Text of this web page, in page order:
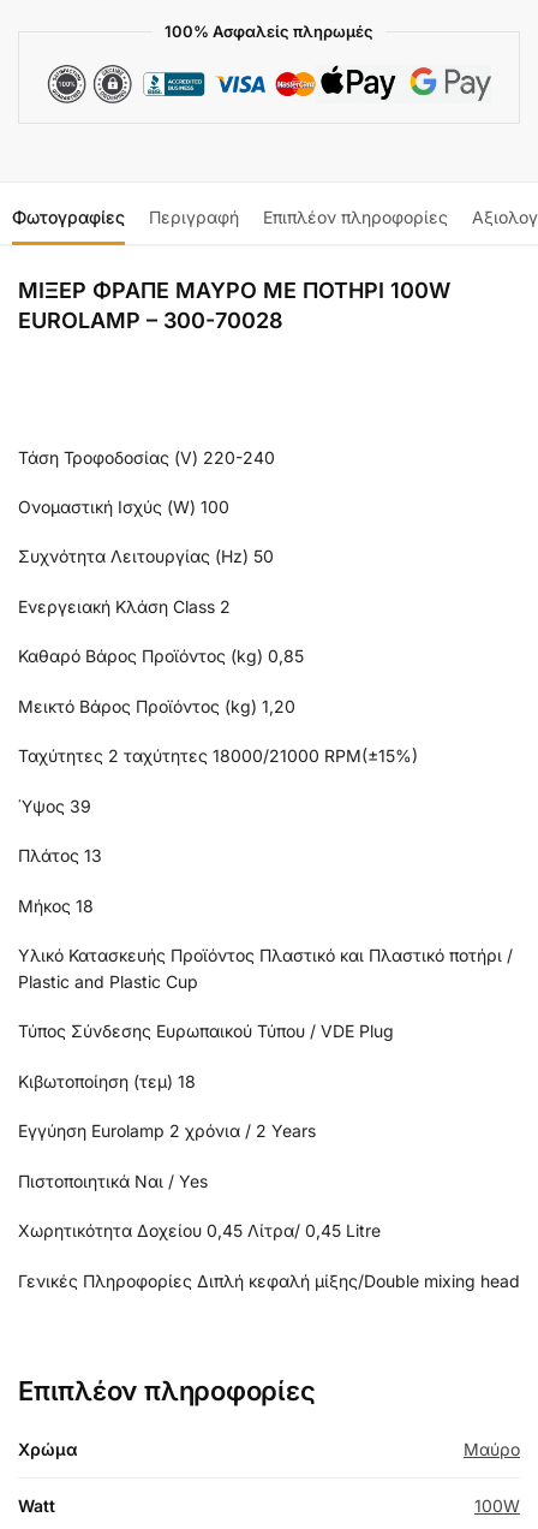
100% Ασφαλείς πληρωμές
Φωτογραφίες Περιγραφή Επιπλέον πληροφορίες
ΜΙΞΕΡ ΦΡΑΠΕ ΜΑΥΡΟ ΜΕ ΠΟΤΗΡΙ 100W
EUROLAMP – 300-70028
Τάση Τροφοδοσίας (V) 220-240
Ονομαστική Ισχύς (W) 100
Συχνότητα Λειτουργίας (Hz) 50
Ενεργειακή Κλάση Class 2
Καθαρό Βάρος Προϊόντος (kg) 0,85
Μεικτό Βάρος Προϊόντος (kg) 1,20
Ταχύτητες 2 ταχύτητες 18000/21000 RPM(±15%)
Ύψος 39
Πλάτος 13
Μήκος 18
Υλικό Κατασκευής Προϊόντος Πλαστικό και Πλαστικό ποτήρι /
Plastic and Plastic Cup
Τύπος Σύνδεσης Ευρωπαικού Τύπου / VDE Plug
Κιβωτοποίηση (τεμ) 18
Εγγύηση Eurolamp 2 χρόνια / 2 Years
Πιστοποιητικά Ναι / Yes
Χωρητικότητα Δοχείου 0,45 Λίτρα/ 0,45 Litre
Γενικές Πληροφορίες Διπλή κεφαλή μίξης/Double mixing head
Επιπλέον πληροφορίες
Χρώμα Μαύρο
Watt 100W